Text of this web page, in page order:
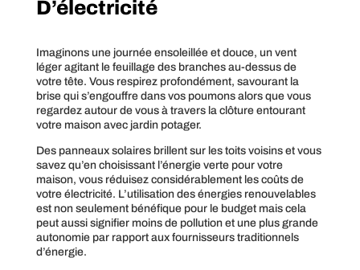
D’électricité
Imaginons une journée ensoleillée et douce, un vent
léger agitant le feuillage des branches au-dessus de
votre tête. Vous respirez profondément, savourant la
brise qui s’engouffre dans vos poumons alors que vous
regardez autour de vous à travers la clôture entourant
votre maison avec jardin potager.
Des panneaux solaires brillent sur les toits voisins et vous
savez qu’en choisissant l’énergie verte pour votre
maison, vous réduisez considérablement les coûts de
votre électricité. L’utilisation des énergies renouvelables
est non seulement bénéfique pour le budget mais cela
peut aussi signifier moins de pollution et une plus grande
autonomie par rapport aux fournisseurs traditionnels
d’énergie.